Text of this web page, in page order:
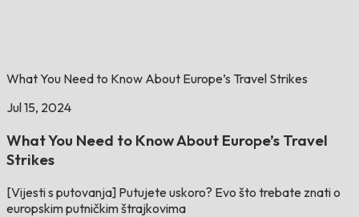
What You Need to Know About Europe’s Travel Strikes
Jul 15, 2024
What You Need to Know About Europe’s Travel
Strikes
[Vijesti s putovanja] Putujete uskoro? Evo što trebate znati o
europskim putničkim štrajkovima